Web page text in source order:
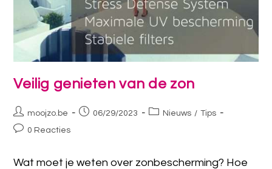
Veilig genieten van de zon
moojzo.be 06/29/2023 Nieuws / Tips
0 Reacties
Wat moet je weten over zonbescherming? Hoe